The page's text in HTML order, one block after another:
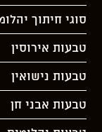
סוגי חיתוך
טבעות אירוסין
טבעות נישואין
טבעות אבני חן